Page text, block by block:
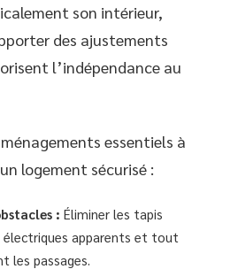
son intérieur,
des ajustements
l’indépendance au
essentiels à
logement sécurisé :
: Éliminer les tapis
électriques apparents et tout
les passages.